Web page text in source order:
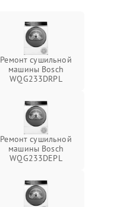
Ремонт сушильной
машины Bosch
WQG233DRPL
Ремонт сушильной
машины Bosch
WQG233DEPL